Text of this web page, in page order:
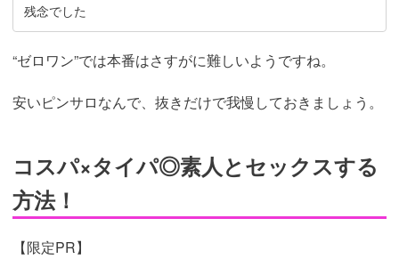
残念でした
“ゼロワン”では本番はさすがに難しいようですね。
安いピンサロなんで、抜きだけで我慢しておきましょう。
コスパ×タイパ◎素人とセックスする
方法！
【限定PR】